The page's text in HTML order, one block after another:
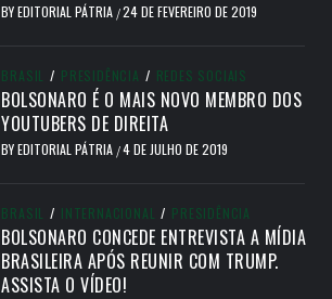
BYEDITORIAL PÁTRIA /24 DE FEVEREIRO DE 2019
BRASIL / PRESIDÊNCIA / REDES SOCIAIS
BOLSONARO É O MAIS NOVO MEMBRO DOS
YOUTUBERS DE DIREITA
BYEDITORIAL PÁTRIA /4 DE JULHO DE 2019
BRASIL / INTERNACIONAL / PRESIDÊNCIA
BOLSONARO CONCEDE ENTREVISTA A MÍDIA
BRASILEIRA APÓS REUNIR COM TRUMP.
ASSISTA O VÍDEO!